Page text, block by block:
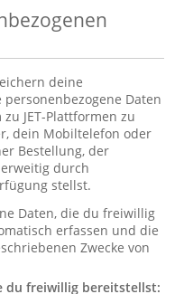
deine
Daten
JET-Plattformen zu
dein Mobiltelefon oder
Bestellung, der
durch
stellst.
Daten, die du freiwillig
erfassen und die
Zwecke von
du freiwillig bereitstellst: